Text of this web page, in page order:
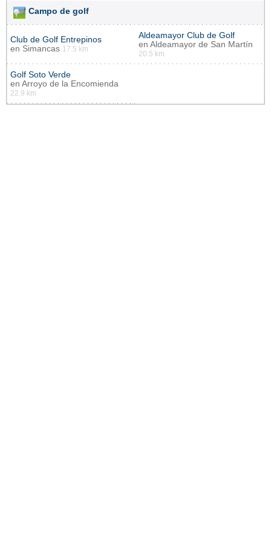
Campo de golf
Club de Golf Entrepinos
en Simancas 17.5 km
Aldeamayor Club de Golf
en Aldeamayor de San Martín
20.5 km
Golf Soto Verde
en Arroyo de la Encomienda
22.9 km